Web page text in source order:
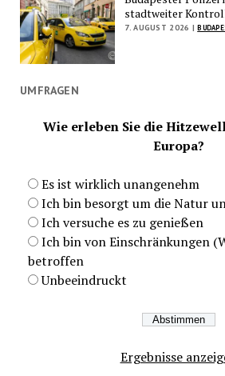
stadtweiter
7. AUGUST 2026 |
UMFRAGEN
Wie erleben Sie die
Europa?
Es ist wirklich unangenehm
Ich bin besorgt um die Natur
Ich versuche es zu genießen
Ich bin von Einschränkungen
betroffen
Unbeeindruckt
Ergebnisse